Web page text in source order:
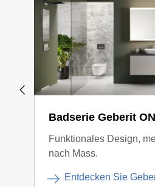
Badserie Geberit
Funktionales Design,
nach Mass.
Entdecken Sie